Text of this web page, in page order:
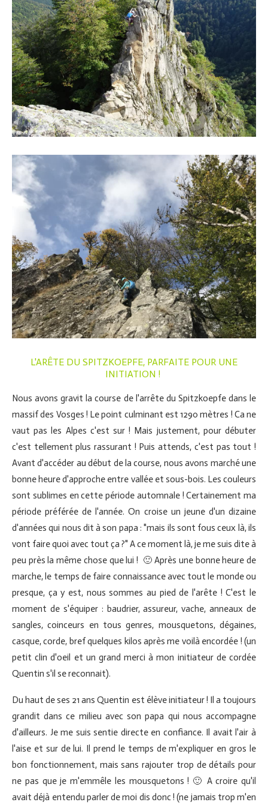
L'ARÊTE DU SPITZKOEPFE, PARFAITE POUR UNE
INITIATION !
Nous avons gravit la course de l'arrête du Spitzkoepfe dans le
massif des Vosges ! Le point culminant est 1290 mètres ! Ca ne
vaut pas les Alpes c'est sur ! Mais justement, pour débuter
c'est tellement plus rassurant ! Puis attends, c'est pas tout !
Avant d'accéder au début de la course, nous avons marché une
bonne heure d'approche entre vallée et sous-bois. Les couleurs
sont sublimes en cette période automnale ! Certainement ma
période préférée de l'année. On croise un jeune d'un dizaine
d'années qui nous dit à son papa : "mais ils sont fous ceux là, ils
vont faire quoi avec tout ça ?" A ce moment là, je me suis dite à
peu près la même chose que lui ! 🙂 Après une bonne heure de
marche, le temps de faire connaissance avec tout le monde ou
presque, ça y est, nous sommes au pied de l'arête ! C'est le
moment de s'équiper : baudrier, assureur, vache, anneaux de
sangles, coinceurs en tous genres, mousquetons, dégaines,
casque, corde, bref quelques kilos après me voilà encordée ! (un
petit clin d'oeil et un grand merci à mon initiateur de cordée
Quentin s'il se reconnait).
Du haut de ses 21 ans Quentin est élève initiateur ! Il a toujours
grandit dans ce milieu avec son papa qui nous accompagne
d'ailleurs. Je me suis sentie directe en confiance. Il avait l'air à
l'aise et sur de lui. Il prend le temps de m'expliquer en gros le
bon fonctionnement, mais sans rajouter trop de détails pour
ne pas que je m'emmêle les mousquetons ! 🙂 A croire qu'il
avait déjà entendu parler de moi dis donc ! (ne jamais trop m'en